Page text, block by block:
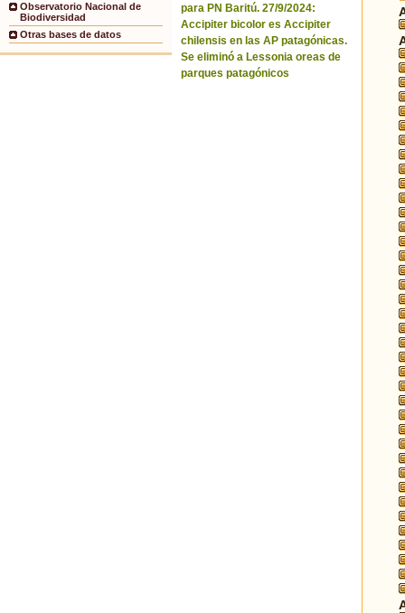
Observatorio Nacional de
Biodiversidad
Otras bases de datos
para PN Baritú. 27/9/2024:
Accipiter bicolor es Accipiter
chilensis en las AP patagónicas.
Se eliminó a Lessonia oreas de
parques patagónicos